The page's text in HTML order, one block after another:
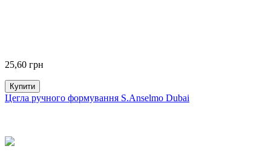
25,60 грн
Купити
Цегла ручного формування S.Anselmo Dubai